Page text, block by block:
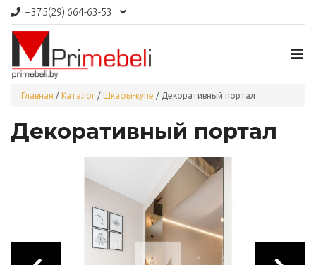
+375(29) 664-63-53
Главная / Каталог / Шкафы-купе / Декоративный портал
Декоративный портал